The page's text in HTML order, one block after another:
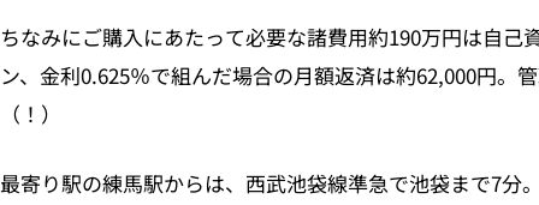
ちなみにご購入にあたって必要な諸費用約190万円は自己
ン、金利0.625％で組んだ場合の月額返済は約62,000円。
（！）
最寄り駅の練馬駅からは、西武池袋線準急で池袋まで7分